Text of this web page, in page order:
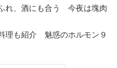
れ、酒にも合う 今夜は塊肉
理も紹介 魅惑のホルモン９